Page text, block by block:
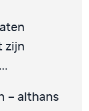
zijn
– althans